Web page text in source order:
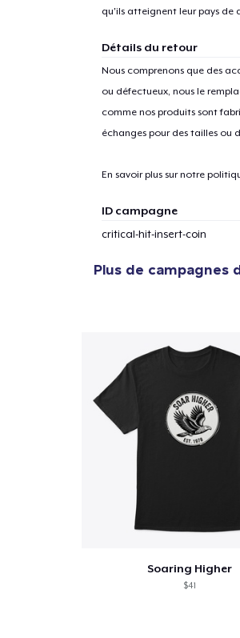
qu'ils atteignent leur pays de
Détails du retour
Nous comprenons que des
ou défectueux, nous le
comme nos produits sont
échanges pour des tailles ou
En savoir plus sur notre
ID campagne
critical-hit-insert-coin
Plus de campagnes
Soaring Higher
$41